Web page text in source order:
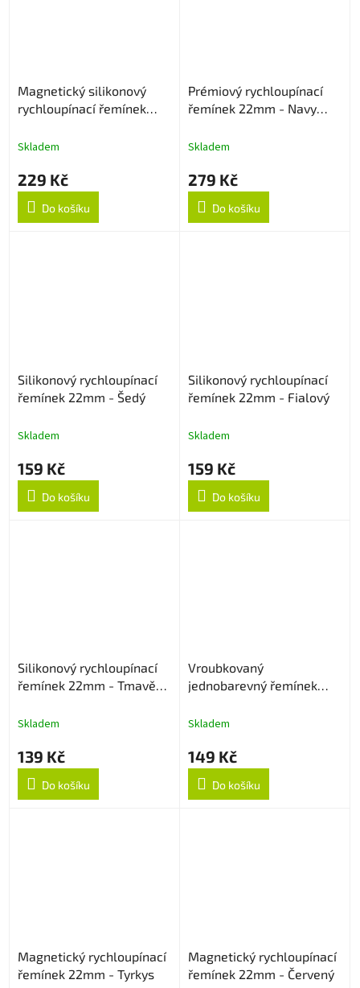
Magnetický silikonový
rychloupínací řemínek
Skladem
229 Kč
Do košíku
Prémiový rychloupínací
řemínek 22mm - Navy
Skladem
279 Kč
Do košíku
Silikonový rychloupínací
řemínek 22mm - Šedý
Skladem
159 Kč
Do košíku
Silikonový rychloupínací
řemínek 22mm - Fialový
Skladem
159 Kč
Do košíku
Silikonový rychloupínací
řemínek 22mm - Tmavě
Skladem
139 Kč
Do košíku
Vroubkovaný
jednobarevný řemínek
Skladem
149 Kč
Do košíku
Magnetický rychloupínací
řemínek 22mm - Tyrkys
Magnetický rychloupínací
řemínek 22mm - Červený